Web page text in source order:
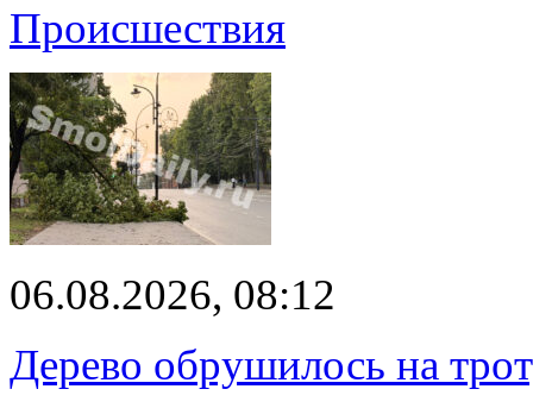
Происшествия
06.08.2026, 08:12
Дерево обрушилось на